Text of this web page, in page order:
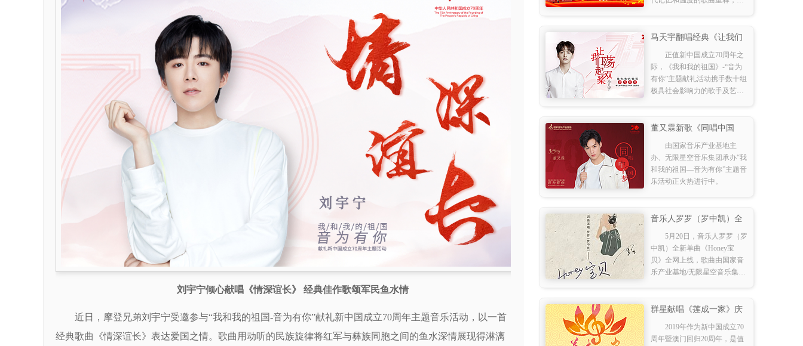
刘宇宁倾心献唱《情深谊长》 经典佳作歌颂军民鱼水情
近日，摩登兄弟刘宇宁受邀参与“我和我的祖国-音为有你”献礼新中国成立70周年主题音乐活动，以一首
经典歌曲《情深谊长》表达爱国之情。歌曲用动听的民族旋律将红军与彝族同胞之间的鱼水深情展现得淋漓
藏高原，看见了藏家儿女最初
族温情。
众的情感共鸣，为此，国家音
马天宇翻唱经典《让我们
赤子童真
正值新中国成立70周年之
际，《我和我的祖国》-“音为
有你”主题献礼活动携手数十组
极具社会影响力的歌手及艺
收获诸多好评。而后，
董又霖新歌《同唱中国
由国家音乐产业基地主
办、无限星空音乐集团承办“我
和我的祖国—音为有你”主题音
乐活动正火热进行中。
音乐人罗罗（罗中凯）全
520甜蜜上线
5月20日，音乐人罗罗（罗
中凯）全新单曲《Honey宝
贝》全网上线，歌曲由国家音
乐产业基地/无限星空音乐集团
验 ，不断探索和尝试演绎新的
群星献唱《莲成一家》庆
2019年作为新中国成立70
周年暨澳门回归20周年，是值